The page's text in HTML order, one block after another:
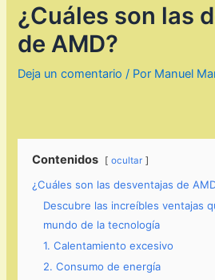
¿Cuáles son las
de AMD?
Deja un comentario / Por Manuel
Contenidos ocultar
¿Cuáles son las desventajas de
Descubre las increíbles ventajas
mundo de la tecnología
1. Calentamiento excesivo
2. Consumo de energía